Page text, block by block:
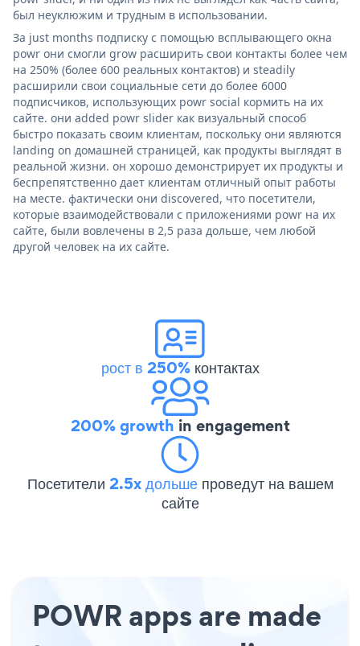
был неуклюжим и трудным в использовании.
За just months подписку с помощью всплывающего окна
powr они смогли grow расширить свои контакты более чем
на 250% (более 600 реальных контактов) и steadily
расширили свои социальные сети до более 6000
подписчиков, использующих powr social кормить на их
сайте. они added powr slider как визуальный способ
быстро показать своим клиентам, поскольку они являются
landing on домашней страницей, как продукты выглядят в
реальной жизни. он хорошо демонстрирует их продукты и
беспрепятственно дает клиентам отличный опыт работы
на месте. фактически они discovered, что посетители,
которые взаимодействовали с приложениями powr на их
сайте, были вовлечены в 2,5 раза дольше, чем любой
другой человек на их сайте.
рост в 250%контактах
200% growth in engagement
Посетители 2.5x дольше проведут на вашем
сайте
POWR apps are made